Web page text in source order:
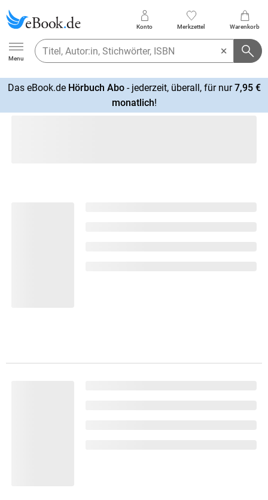
Ebook.de
Menu
Konto Merkzettel Warenkorb
Das eBook.de Hörbuch Abo- jederzeit, überall, für nur7,95 €
monatlich!